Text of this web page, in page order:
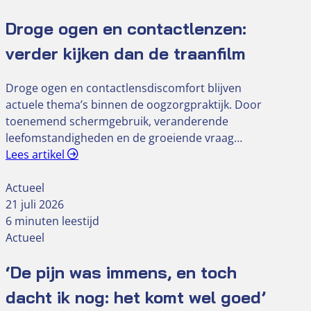
Droge ogen en contactlenzen:
verder kijken dan de traanfilm
Droge ogen en contactlensdiscomfort blijven
actuele thema’s binnen de oogzorgpraktijk. Door
toenemend schermgebruik, veranderende
leefomstandigheden en de groeiende vraag…
Lees artikel
Actueel
21 juli 2026
6 minuten leestijd
Actueel
‘De pijn was immens, en toch
dacht ik nog: het komt wel goed’